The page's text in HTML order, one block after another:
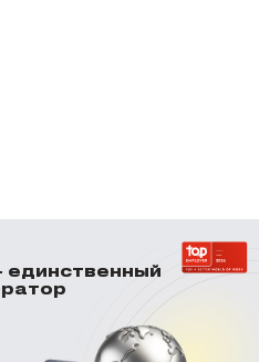
единственный